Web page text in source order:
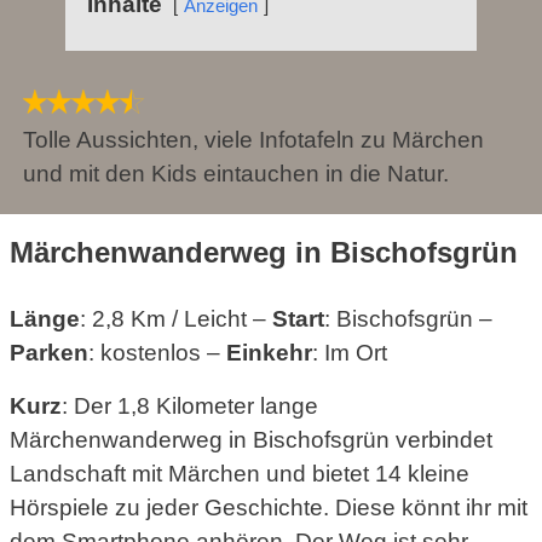
Anzeigen
Tolle Aussichten, viele Infotafeln zu Märchen
und mit den Kids eintauchen in die Natur.
Märchenwanderweg in Bischofsgrün
Länge: 2,8 Km / Leicht – Start: Bischofsgrün –
Parken: kostenlos – Einkehr: Im Ort
Kurz: Der 1,8 Kilometer lange
Märchenwanderweg in Bischofsgrün verbindet
Landschaft mit Märchen und bietet 14 kleine
Hörspiele zu jeder Geschichte. Diese könnt ihr mit